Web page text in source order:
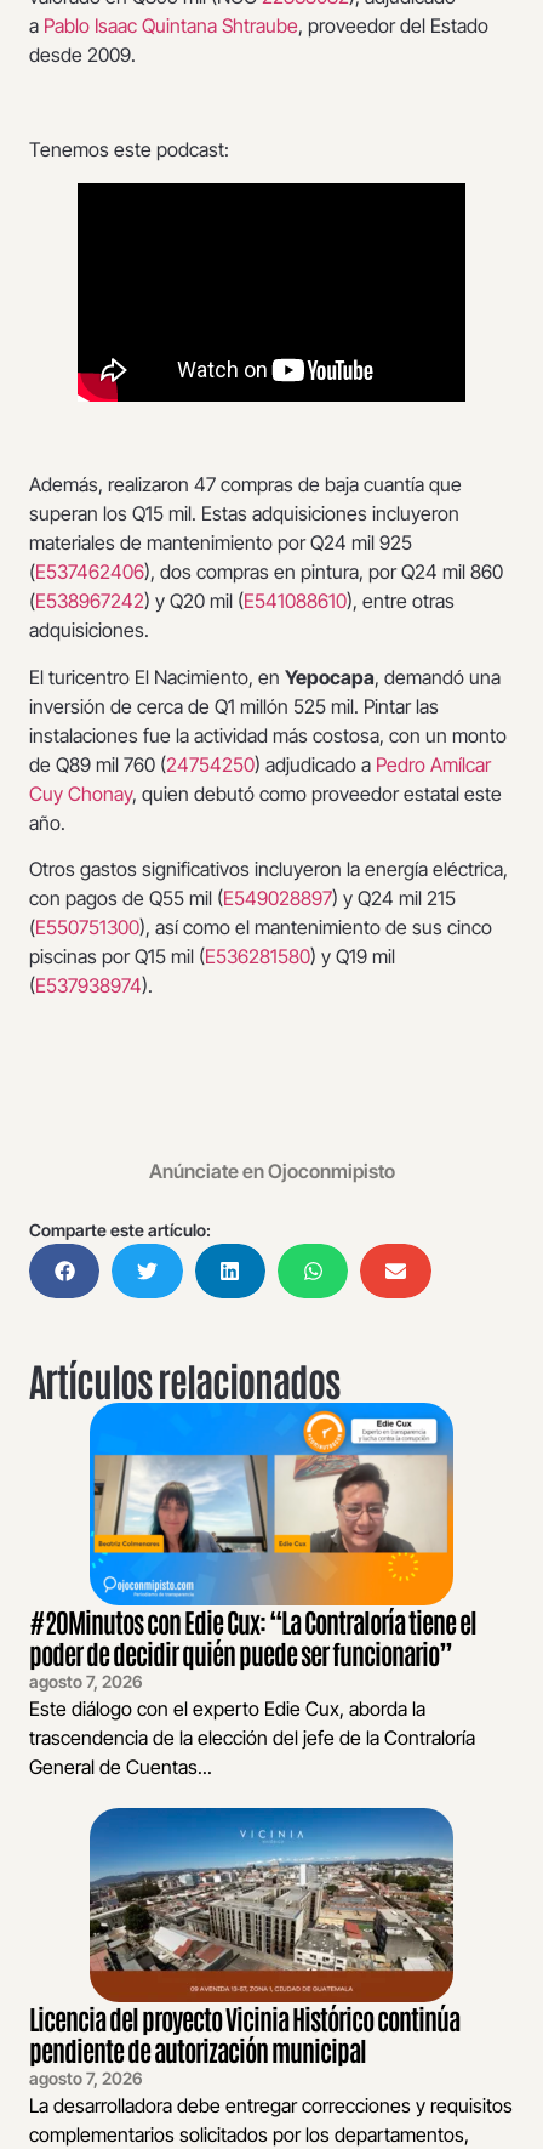
a Pablo Isaac Quintana Shtraube, proveedor del Estado
desde 2009.
Tenemos este podcast:
Además, realizaron 47 compras de baja cuantía que
superan los Q15 mil. Estas adquisiciones incluyeron
materiales de mantenimiento por Q24 mil 925
(E537462406), dos compras en pintura, por Q24 mil 860
(E538967242) y Q20 mil (E541088610), entre otras
adquisiciones.
El turicentro El Nacimiento, en Yepocapa, demandó una
inversión de cerca de Q1 millón 525 mil. Pintar las
instalaciones fue la actividad más costosa, con un monto
de Q89 mil 760 (24754250) adjudicado a Pedro Amílcar
Cuy Chonay, quien debutó como proveedor estatal este
año.
Otros gastos significativos incluyeron la energía eléctrica,
con pagos de Q55 mil (E549028897) y Q24 mil 215
(E550751300), así como el mantenimiento de sus cinco
piscinas por Q15 mil (E536281580) y Q19 mil
(E537938974).
Anúnciate en Ojoconmipisto
Comparte este artículo:
Artículos relacionados
#20Minutos con Edie Cux: “La Contraloría tiene el
poder de decidir quién puede ser funcionario”
agosto 7, 2026
Este diálogo con el experto Edie Cux, aborda la
trascendencia de la elección del jefe de la Contraloría
General de Cuentas...
Licencia del proyecto Vicinia Histórico continúa
pendiente de autorización municipal
agosto 7, 2026
La desarrolladora debe entregar correcciones y requisitos
complementarios solicitados por los departamentos,